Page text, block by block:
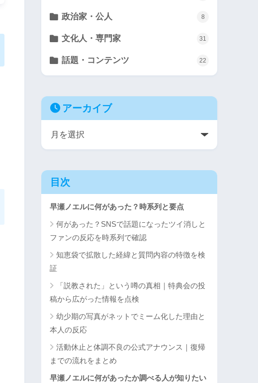
政治家・公人 8
文化人・専門家 31
話題・コンテンツ 22
アーカイブ
目次
早瀬ノエルに何があった？時系列と要点
何があった？SNSで話題になったツイ消しと
ファンの反応を時系列で確認
知恵袋で拡散した経緯と質問内容の特徴を検
証
「説教された」という噂の真相｜特典会の投
稿から広がった情報を点検
幼少期の写真がネットでミーム化した理由と
本人の反応
活動休止と体調不良の公式アナウンス｜復帰
までの流れをまとめ
早瀬ノエルに何があったか調べる人が知りたい